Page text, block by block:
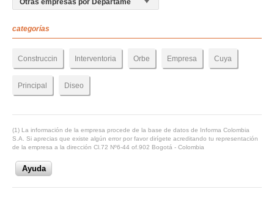
categorías
Construccin Interventoria Orbe Empresa Cuya
Principal Diseo
(1) La información de la empresa procede de la base de datos de Informa Colombia
S.A. Si aprecias que existe algún error por favor dirígete acreditando tu representación
de la empresa a la dirección Cl.72 Nº6-44 of.902 Bogotá - Colombia
Ayuda